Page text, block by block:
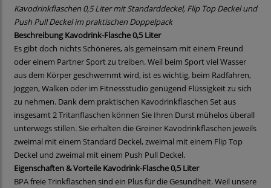
Kavodrinkflaschen 0,5 Liter mit Standarddeckel, Flip Top Deckel und
Push Pull Deckel im praktischen Doppelpack
Beschreibung Kavodrink-Flasche 0,5 Liter
Es gibt doch nichts Schöneres, als gemeinsam mit einem Freund
oder einem Partner Sport zu treiben. Weil beim Sport viel Wasser
aus dem Körper geschwemmt wird, ist es wichtig, beim Radfahren,
Joggen, Walken oder im Fitnessstudio genügend Flüssigkeit zu sich
zu nehmen. Dank dem praktischen Kavodrinkflaschen Set aus
insgesamt 2 Tritanflaschen können Sie Ihren Durst mühelos überall
unterwegs stillen. Sie erhalten die Greiner Kavodrinkflaschen jeweils
zweimal mit einem Standard Deckel, zweimal mit einem Flip Top
Deckel und zweimal mit einem Push Pull Deckel.
Eigenschaften & Vorteile Kavodrink-Flasche 0,5 Liter
BPA freie Trinkflaschen sind ein Plus für die Gesundheit. Weil unsere